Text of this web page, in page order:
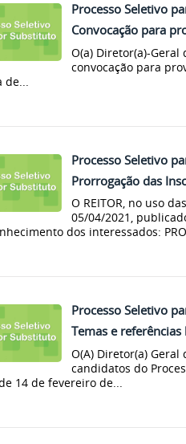
Processo Seletivo
Convocação para
O(a) Diretor(a)-
convocação para
Processo Seletivo
Prorrogação das
O REITOR, no uso
05/04/2021,
dos interessados:
Processo Seletivo
Temas e
O(A) Diretor(a) Geral
candidatos do
14 de fevereiro de...